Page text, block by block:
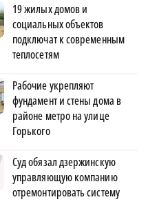
19 жилых домов и
социальных объектов
подключат к современным
теплосетям
Рабочие укрепляют
фундамент и стены дома в
районе метро на улице
Горького
Суд обязал дзержинскую
управляющую компанию
отремонтировать систему